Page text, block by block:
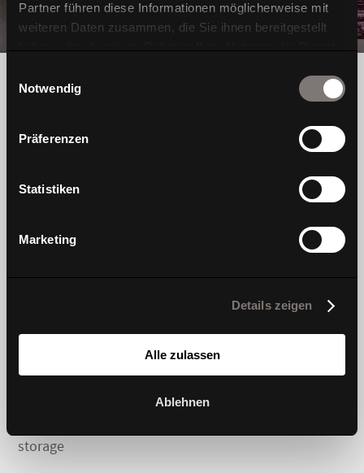
Partner führen diese Informationen möglicherweise mit
weiteren Daten zusammen, die Sie ihnen bereitgestellt
Notwendig
Präferenzen
Statistiken
Marketing
Details zeigen
Alle zulassen
Ablehnen
focuses on people’s well-being. For us, well-
storage
Dondola